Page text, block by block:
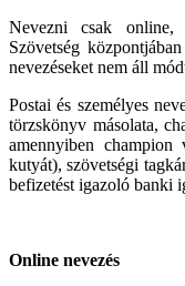
Nevezni csak
Szövetség
nevezéseket nem áll
Postai és személyes
törzskönyv másolata,
amennyiben
kutyát), szövetségi
befizetést igazoló banki
Online nevezés